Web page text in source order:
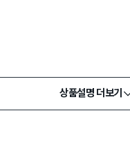
상품설명 더보기